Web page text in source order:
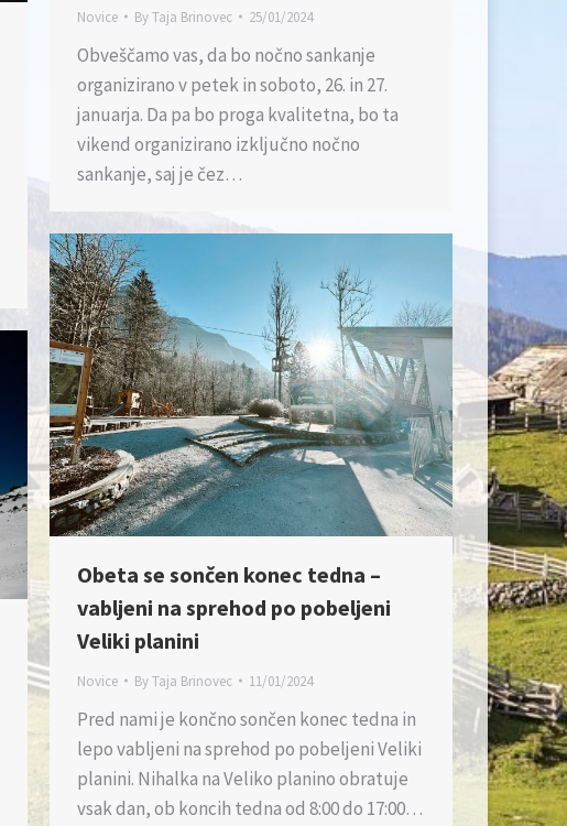
Novice ByTaja Brinovec 25/01/2024
Obveščamo vas, da bo nočno sankanje
organizirano v petek in soboto, 26. in 27.
januarja. Da pa bo proga kvalitetna, bo ta
vikend organizirano izključno nočno
sankanje, saj je čez…
Obeta se sončen konec tedna –
vabljeni na sprehod po pobeljeni
Veliki planini
Novice ByTaja Brinovec 11/01/2024
Pred nami je končno sončen konec tedna in
lepo vabljeni na sprehod po pobeljeni Veliki
planini. Nihalka na Veliko planino obratuje
vsak dan, ob koncih tedna od 8:00 do 17:00…